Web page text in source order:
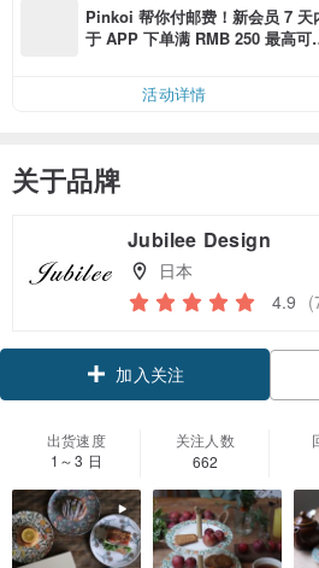
Pinkoi 帮你付邮费！新会员 7 天
于 APP 下单满 RMB 250 最高可
活动详情
关于品牌
Jubilee Design
日本
4.9
加入关注
出货速度
1～3 日
关注人数
662